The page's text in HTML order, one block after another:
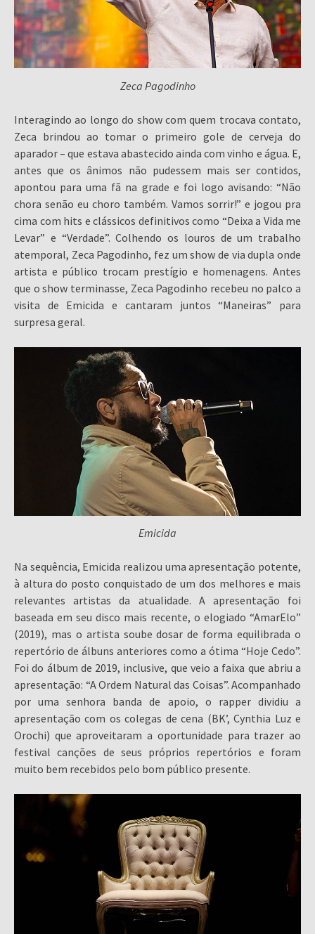
Zeca Pagodinho
Interagindo ao longo do show com quem trocava contato,
Zeca brindou ao tomar o primeiro gole de cerveja do
aparador – que estava abastecido ainda com vinho e água. E,
antes que os ânimos não pudessem mais ser contidos,
apontou para uma fã na grade e foi logo avisando: “Não
chora senão eu choro também. Vamos sorrir!” e jogou pra
cima com hits e clássicos definitivos como “Deixa a Vida me
Levar” e “Verdade”. Colhendo os louros de um trabalho
atemporal, Zeca Pagodinho, fez um show de via dupla onde
artista e público trocam prestígio e homenagens. Antes
que o show terminasse, Zeca Pagodinho recebeu no palco a
visita de Emicida e cantaram juntos “Maneiras” para
surpresa geral.
Emicida
Na sequência, Emicida realizou uma apresentação potente,
à altura do posto conquistado de um dos melhores e mais
relevantes artistas da atualidade. A apresentação foi
baseada em seu disco mais recente, o elogiado “AmarElo”
(2019), mas o artista soube dosar de forma equilibrada o
repertório de álbuns anteriores como a ótima “Hoje Cedo”.
Foi do álbum de 2019, inclusive, que veio a faixa que abriu a
apresentação: “A Ordem Natural das Coisas”. Acompanhado
por uma senhora banda de apoio, o rapper dividiu a
apresentação com os colegas de cena (BK’, Cynthia Luz e
Orochi) que aproveitaram a oportunidade para trazer ao
festival canções de seus próprios repertórios e foram
muito bem recebidos pelo bom público presente.